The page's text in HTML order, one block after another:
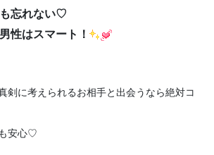
忘れない♡
性はスマート！
剣に考えられるお相手と出会うなら絶対コ
安心♡